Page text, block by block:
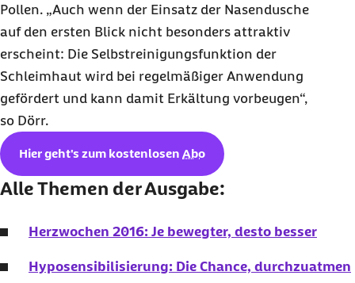
Pollen. „Auch wenn der Einsatz der Nasendusche
auf den ersten Blick nicht besonders attraktiv
erscheint: Die Selbstreinigungsfunktion der
Schleimhaut wird bei regelmäßiger Anwendung
gefördert und kann damit Erkältung vorbeugen“,
so Dörr.
Hier geht's zum kostenlosen Abo
Alle Themen der Ausgabe:
Herzwochen 2016: Je bewegter, desto besser
Hyposensibilisierung: Die Chance, durchzuatmen